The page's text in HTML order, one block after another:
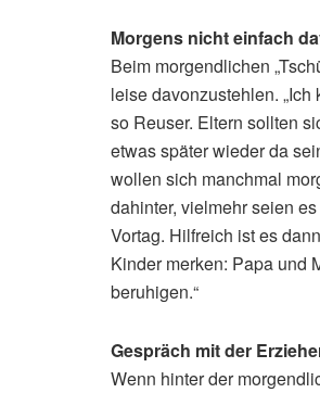
Morgens nicht einfach
Beim morgendlichen
leise davonzustehlen.
so Reuser. Eltern sollten
etwas später wieder da
wollen sich manchmal
dahinter, vielmehr seien
Vortag. Hilfreich ist es
Kinder merken: Papa und
beruhigen.“
Gespräch mit der
Wenn hinter der